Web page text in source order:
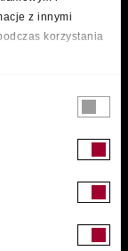
z innymi
korzystania